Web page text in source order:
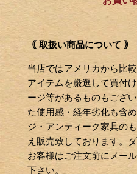
｟ 取扱い商品について ｠
当店ではアメリカから比
アイテムを厳選して買付
ージ等があるものもござ
た使用感・経年劣化も含
ジ・アンティーク家具の
え販売致しております。
お客様はご注文前にメー
下さい。